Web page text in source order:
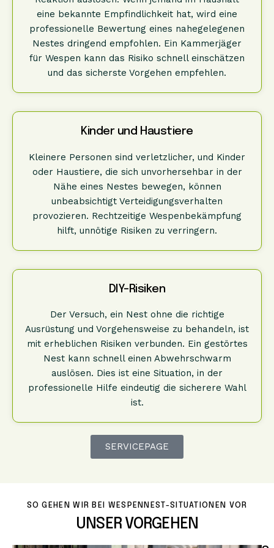
eine bekannte Empfindlichkeit hat, wird eine
professionelle Bewertung eines nahegelegenen
Nestes dringend empfohlen. Ein Kammerjäger
für Wespen kann das Risiko schnell einschätzen
und das sicherste Vorgehen empfehlen.
Kinder und Haustiere
Kleinere Personen sind verletzlicher, und Kinder
oder Haustiere, die sich unvorhersehbar in der
Nähe eines Nestes bewegen, können
unbeabsichtigt Verteidigungsverhalten
provozieren. Rechtzeitige Wespenbekämpfung
hilft, unnötige Risiken zu verringern.
DIY-Risiken
Der Versuch, ein Nest ohne die richtige
Ausrüstung und Vorgehensweise zu behandeln, ist
mit erheblichen Risiken verbunden. Ein gestörtes
Nest kann schnell einen Abwehrschwarm
auslösen. Dies ist eine Situation, in der
professionelle Hilfe eindeutig die sicherere Wahl
ist.
SERVICEPAGE
SO GEHEN WIR BEI WESPENNEST-SITUATIONEN VOR
UNSER VORGEHEN